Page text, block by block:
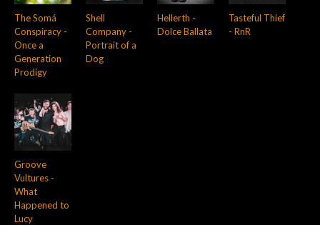
The Somá
Conspiracy -
Once a
Generation
Prodigy
Shell
Company -
Portrait of a
Dog
Hellerth -
Dolce Ballata
Tasteful Thief
- RnR
Groove
Vultures -
What
Happened to
Lucy